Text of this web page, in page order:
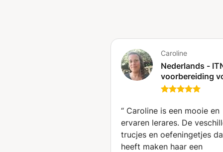
Caroline
Nederlands -
voorbereiding
anderstaligen:
intensief
“ Caroline is een mooie en
ervaren lerares. De
trucjes en oefeningetjes
heeft maken haar een